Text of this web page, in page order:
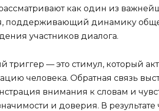
как один из
поддерживающий динамику
участников диалога.
триггер — это стимул, который
человека. Обратная связь
внимания к словам и
и доверия. В результате